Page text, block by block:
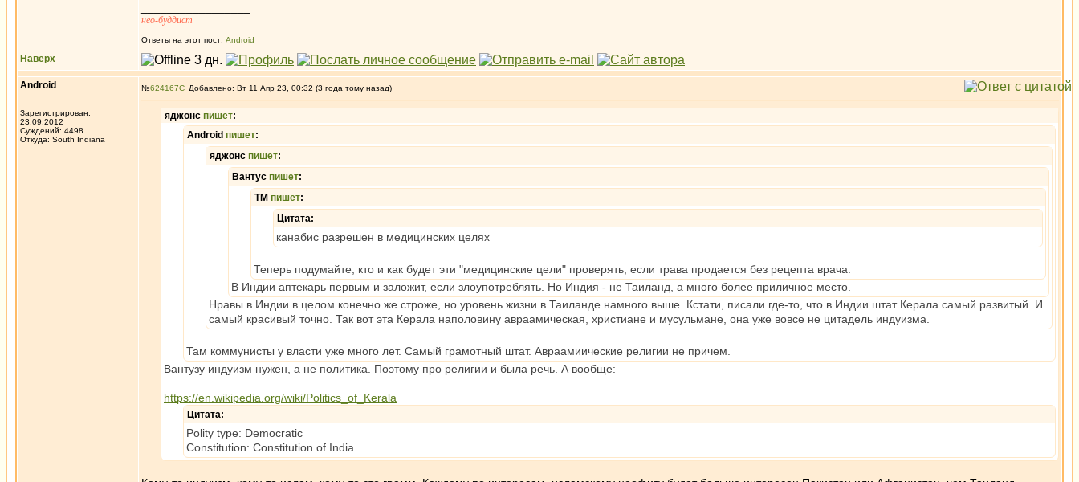
нео-буддист
Ответы на этот пост: Android
Наверх
Android
Зарегистрирован:
23.09.2012
Суждений: 4498
Откуда: South Indiana
№624167 Добавлено: Вт 11 Апр 23, 00:32 (3 года тому назад)
яджонс пишет:
Android пишет:
яджонс пишет:
Вантус пишет:
ТМ пишет:
Цитата:
канабис разрешен в медицинских целях
Теперь подумайте, кто и как будет эти "медицинские цели" проверять, если трава продается без рецепта врача.
В Индии аптекарь первым и заложит, если злоупотреблять. Но Индия - не Таиланд, а много более приличное место.
Нравы в Индии в целом конечно же строже, но уровень жизни в Таиланде намного выше. Кстати, писали где-то, что в Индии штат Керала самый развитый. И
самый красивый точно. Так вот эта Керала наполовину авраамическая, христиане и мусульмане, она уже вовсе не цитадель индуизма.
Там коммунисты у власти уже много лет. Самый грамотный штат. Авраамиические религии не причем.
Вантузу индуизм нужен, а не политика. Поэтому про религии и была речь. А вообще:
https://en.wikipedia.org/wiki/Politics_of_Kerala
Цитата:
Polity type: Democratic
Constitution: Constitution of India